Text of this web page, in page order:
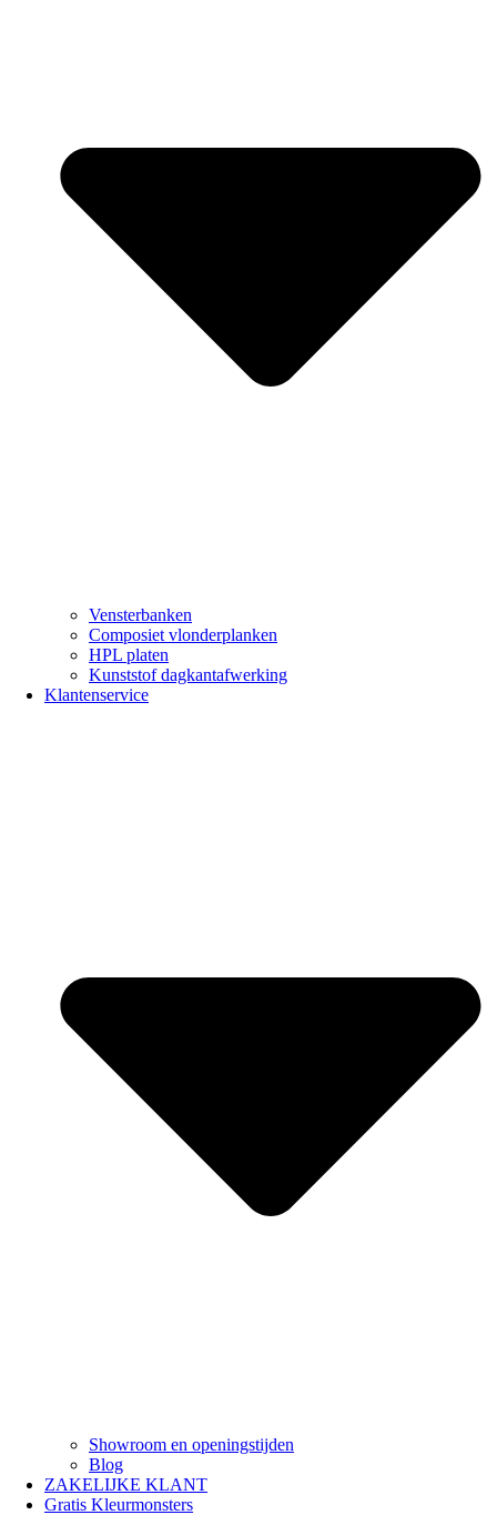
Vensterbanken
Composiet vlonderplanken
HPL platen
Kunststof dagkantafwerking
Klantenservice
Showroom en openingstijden
Blog
ZAKELIJKE KLANT
Gratis Kleurmonsters